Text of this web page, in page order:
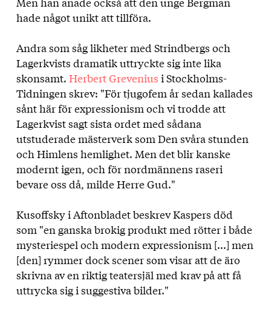
hade något unikt att tillföra.
Andra som såg likheter med Strindbergs och
Lagerkvists dramatik uttryckte sig inte lika
skonsamt. Herbert Grevenius i Stockholms-
Tidningen skrev: "För tjugofem år sedan kallades
sånt här för expressionism och vi trodde att
Lagerkvist sagt sista ordet med sådana
utstuderade mästerverk som Den svåra stunden
och Himlens hemlighet. Men det blir kanske
modernt igen, och för nordmännens raseri
bevare oss då, milde Herre Gud."
Kusoffsky i Aftonbladet beskrev Kaspers död
som "en ganska brokig produkt med rötter i både
mysteriespel och modern expressionism [...] men
[den] rymmer dock scener som visar att de äro
skrivna av en riktig teatersjäl med krav på att få
uttrycka sig i suggestiva bilder."